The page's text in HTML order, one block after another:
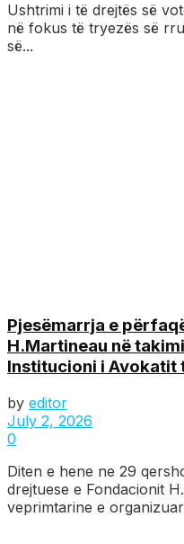
Ushtrimi i të drejtës së
në fokus të tryezës së
së...
Pjesëmarrja e
H.Martineau në
Institucioni i Avokatit
by editor
July 2, 2026
0
Diten e hene ne 29
drejtuese e Fondacionit
veprimtarine e